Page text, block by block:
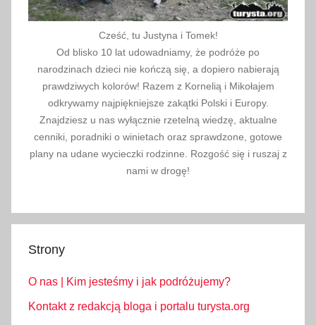
Cześć, tu Justyna i Tomek!
Od blisko 10 lat udowadniamy, że podróże po
narodzinach dzieci nie kończą się, a dopiero nabierają
prawdziwych kolorów! Razem z Kornelią i Mikołajem
odkrywamy najpiękniejsze zakątki Polski i Europy.
Znajdziesz u nas wyłącznie rzetelną wiedzę, aktualne
cenniki, poradniki o winietach oraz sprawdzone, gotowe
plany na udane wycieczki rodzinne. Rozgość się i ruszaj z
nami w drogę!
Strony
O nas | Kim jesteśmy i jak podróżujemy?
Kontakt z redakcją bloga i portalu turysta.org